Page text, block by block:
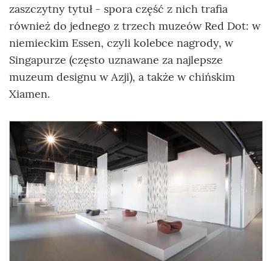
zaszczytny tytuł - spora część z nich trafia
również do jednego z trzech muzeów Red Dot: w
niemieckim Essen, czyli kolebce nagrody, w
Singapurze (często uznawane za najlepsze
muzeum designu w Azji), a także w chińskim
Xiamen.